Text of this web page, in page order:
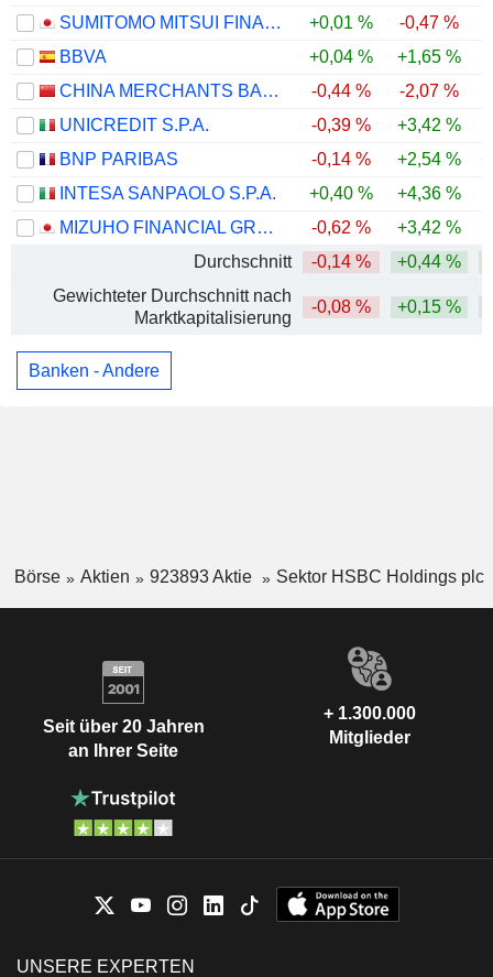
SUMITOMO MITSUI FINANCIAL GROUP, INC.
+0,01 % -0,47 %
BBVA
+0,04 % +1,65 %
CHINA MERCHANTS BANK CO., LTD.
-0,44 % -2,07 %
UNICREDIT S.P.A.
-0,39 % +3,42 %
BNP PARIBAS
-0,14 % +2,54 %
INTESA SANPAOLO S.P.A.
+0,40 % +4,36 %
MIZUHO FINANCIAL GROUP, INC.
-0,62 % +3,42 %
Durchschnitt
-0,14 % +0,44 %
Gewichteter Durchschnitt nach
Marktkapitalisierung
-0,08 % +0,15 %
Banken - Andere
Börse Aktien 923893 Aktie Sektor HSBC Holdings plc
Seit über 20 Jahren
an Ihrer Seite
+ 1.300.000
Mitglieder
UNSERE EXPERTEN